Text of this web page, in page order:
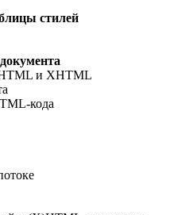
стилей
и XHTML
кода